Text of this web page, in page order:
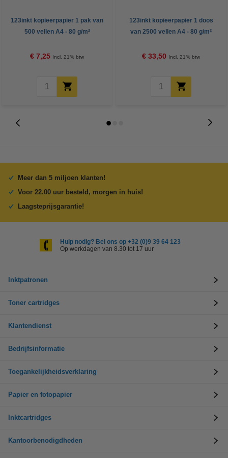
123inkt kopieerpapier 1 pak van
500 vellen A4 - 80 g/m²
€ 7,25 Incl. 21% btw
123inkt kopieerpapier 1 doos
van 2500 vellen A4 - 80 g/m²
€ 33,50 Incl. 21% btw
Meer dan 5 miljoen klanten!
Voor 22.00 uur besteld, morgen in huis!
Laagsteprijsgarantie!
Hulp nodig? Bel ons op +32 (0)9 39 64 123
Op werkdagen van 8.30 tot 17 uur
Inktpatronen
Toner cartridges
Klantendienst
Bedrijfsinformatie
Toegankelijkheidsverklaring
Papier en fotopapier
Inktcartridges
Kantoorbenodigdheden